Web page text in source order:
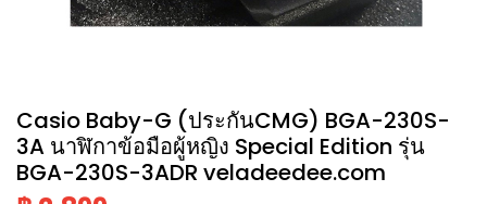
Casio Baby-G (ประกันCMG) BGA-230S-
3A นาฬิกาข้อมือผู้หญิง Special Edition รุ่น
BGA-230S-3ADR veladeedee.com